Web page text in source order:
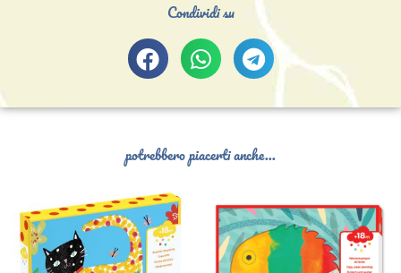
Condividi su
potrebbero piacerti anche...